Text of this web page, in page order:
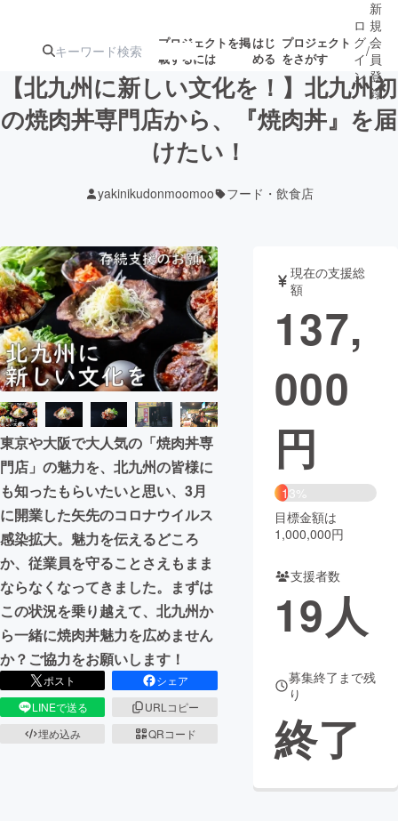
プロジェクトを掲
載するには
はじ
める
プロジェクト
をさがす
注目の新着プロ
ジェクト
募集終了が近いプ
テクノロジー・ガジェット
映像・映画 書籍・雑誌
ビジネス・起業 チャレンジ
まちづくり・地域活性化
CAMPFIRE for Social Good
CAMPFIRE Creation
CAMPFIREふるさと納税machi-ya コミュニティ
ロ
グ
イ
ン
/
新
規
会
員
登
録
【北九州に新しい文化を！】北九州初
の焼肉丼専門店から、『焼肉丼』を届
けたい！
yakinikudonmoomoo フード・飲食店
東京や大阪で大人気の「焼肉丼専
門店」の魅力を、北九州の皆様に
も知ったもらいたいと思い、3月
に開業した矢先のコロナウイルス
感染拡大。魅力を伝えるどころ
か、従業員を守ることさえもまま
ならなくなってきました。まずは
この状況を乗り越えて、北九州か
ら一緒に焼肉丼魅力を広めません
か？ご協力をお願いします！
ポスト
シェア
LINEで送る
URLコピー
埋め込み
QRコード
現在の支援総
額
137,
000
円
13%
目標金額は
1,000,000円
支援者数
19人
募集終了まで残
り
終了